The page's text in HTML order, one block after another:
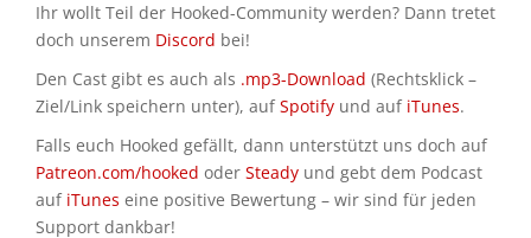
Ihr wollt Teil der Hooked-Community werden? Dann tretet
doch unserem Discord bei!
Den Cast gibt es auch als .mp3-Download (Rechtsklick –
Ziel/Link speichern unter), aufSpotify und auf iTunes.
Falls euch Hooked gefällt, dann unterstützt uns doch auf
Patreon.com/hooked oder Steady und gebt dem Podcast
auf iTunes eine positive Bewertung – wir sind für jeden
Support dankbar!